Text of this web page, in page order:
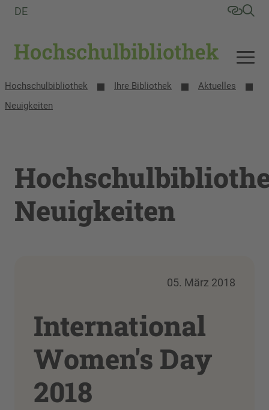
DE
Hochschulbibliothek Ihre Bibliothek
Aktuelles
Neuigkeiten
Neuigkeiten
05. März 2018
International
Women's Day
2018